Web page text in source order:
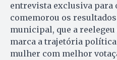
entrevista exclusiva para
comemorou os
municipal, que a
marca a trajetória política
mulher com melhor